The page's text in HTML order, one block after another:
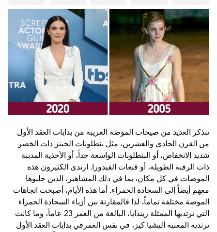
نتذكر العديد من صيحات الموضة الغريبة من بدايات العقد الأول
من القرن الحادي والعشرين، مثل بنطلونات الجينز ذات الخصر
شديد الانخفاض، أو البنطلونات الواسعة جداً، أو الأحذية المدببة
ذات الرقبة الطويلة، أو قبعات الفيدورا. ارتدى الكثيرون هذه
الموضات في كل مكان، بما في ذلك المشاهير، الذين جلبوها
معهم أيضاً إلى السجادة الحمراء. أما هذه الأيام، أصبحت اتجاهات
الموضة مختلفة تماماً، لذا فالمقارنة بين أزياء السجادة الحمراء
التي ترتديها الممثلة زيندايا، البالغة من العمر 23 عاماً، وما كانت
ترتديه المغنية أليشيا كيز، في نفس العمرفي بدايات العقد الأول